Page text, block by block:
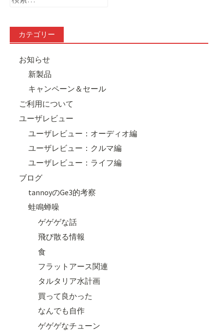
カテゴリー
お知らせ
新製品
キャンペーン＆セール
ご利用について
ユーザレビュー
ユーザレビュー：オーディオ編
ユーザレビュー：クルマ編
ユーザレビュー：ライフ編
ブログ
tannoyのGe3的考察
蛙鳴蝉噪
ゲゲゲな話
飛び散る情報
食
フラットアース関連
タルタリア水計画
買って良かった
なんでも自作
ゲゲゲなチューン